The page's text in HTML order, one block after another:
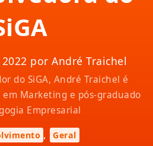
por André Traichel
do SiGA, André Traichel é
Marketing e pós-graduado
Empresarial
, Geral